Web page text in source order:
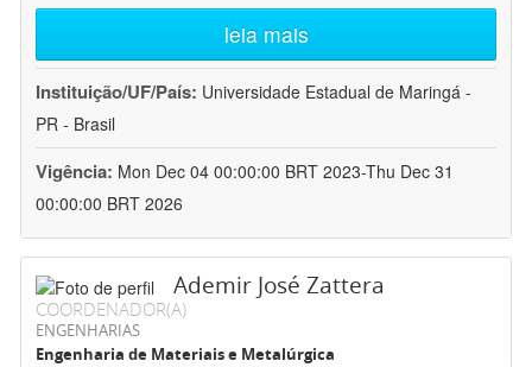
leia mais
Instituição/UF/País: Universidade Estadual de Maringá -
PR - Brasil
Vigência: Mon Dec 04 00:00:00 BRT 2023-Thu Dec 31
00:00:00 BRT 2026
Ademir José Zattera
COORDENADOR(A)
ENGENHARIAS
Engenharia de Materiais e Metalúrgica